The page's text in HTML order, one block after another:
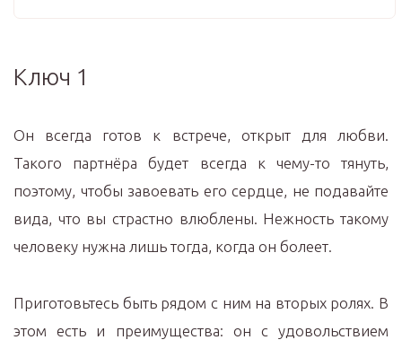
Ключ 1
Он всегда готов к встрече, открыт для любви.
Такого партнёра будет всегда к чему-то тянуть,
поэтому, чтобы завоевать его сердце, не подавайте
вида, что вы страстно влюблены. Нежность такому
человеку нужна лишь тогда, когда он болеет.
Приготовьтесь быть рядом с ним на вторых ролях. В
этом есть и преимущества: он с удовольствием